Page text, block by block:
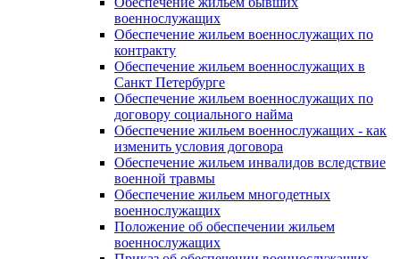
военнослужащих
Обеспечение жильем военнослужащих по
контракту
Обеспечение жильем военнослужащих в
Санкт Петербурге
Обеспечение жильем военнослужащих по
договору социального найма
Обеспечение жильем военнослужащих - как
изменить условия договора
Обеспечение жильем инвалидов вследствие
военной травмы
Обеспечение жильем многодетных
военнослужащих
Положение об обеспечении жильем
военнослужащих